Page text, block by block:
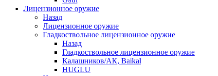
Лицензионное оружие
Назад
Лицензионное оружие
Гладкоствольное лицензионное оружие
Назад
Гладкоствольное лицензионное оружие
Калашников/АК, Baikal
HUGLU